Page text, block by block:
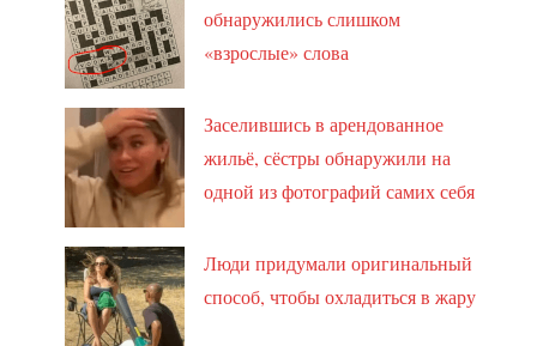
обнаружились слишком
«взрослые» слова
Заселившись в арендованное
жильё, сёстры обнаружили на
одной из фотографий самих себя
Люди придумали оригинальный
способ, чтобы охладиться в жару